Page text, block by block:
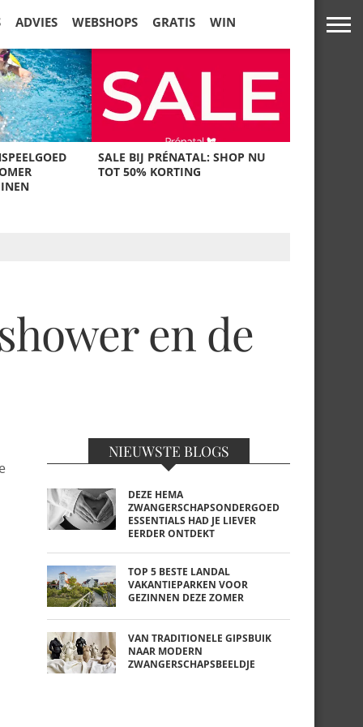
ADVIES WEBSHOPS GRATIS WIN
SALE BIJ PRÉNATAL: SHOP NU
TOT 50% KORTING
en de
NIEUWSTE BLOGS
DEZE HEMA
ZWANGERSCHAPSONDERGOED
ESSENTIALS HAD JE LIEVER
EERDER ONTDEKT
TOP 5 BESTE LANDAL
VAKANTIEPARKEN VOOR
GEZINNEN DEZE ZOMER
VAN TRADITIONELE GIPSBUIK
NAAR MODERN
ZWANGERSCHAPSBEELDJE